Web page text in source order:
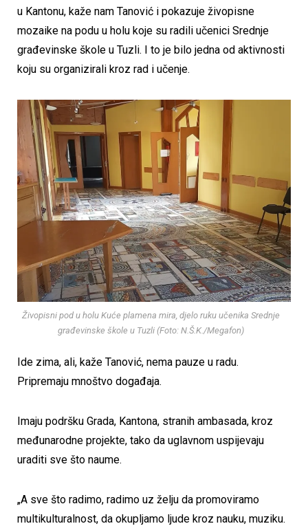
u Kantonu, kaže nam Tanović i pokazuje živopisne
mozaike na podu u holu koje su radili učenici Srednje
građevinske škole u Tuzli. I to je bilo jedna od aktivnosti
koju su organizirali kroz rad i učenje.
Živopisni pod u holu Kuće plamena mira, djelo ruku učenika Srednje
građevinske škole u Tuzli (Foto: N.Š.K./Megafon)
Ide zima, ali, kaže Tanović, nema pauze u radu.
Pripremaju mnoštvo događaja.
Imaju podršku Grada, Kantona, stranih ambasada, kroz
međunarodne projekte, tako da uglavnom uspijevaju
uraditi sve što naume.
„A sve što radimo, radimo uz želju da promoviramo
multikulturalnost, da okupljamo ljude kroz nauku, muziku.